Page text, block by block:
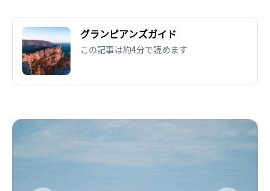
グランピアンズガイド
この記事は約4分で読めます